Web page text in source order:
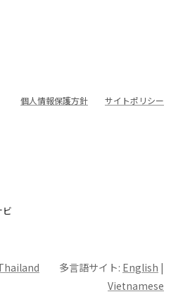
個人情報保護方針 サイトポリシー
ビ
多言語サイト: English |
Vietnamese